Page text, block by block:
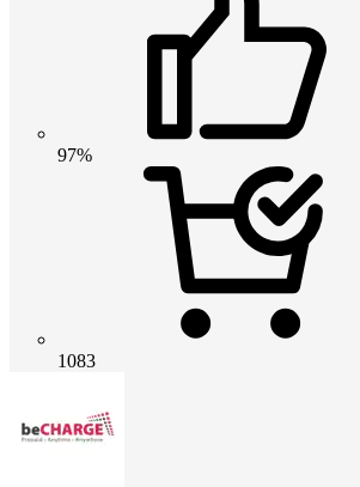
97%
1083